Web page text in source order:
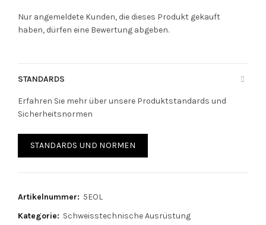
Nur angemeldete Kunden, die dieses Produkt gekauft
haben, dürfen eine Bewertung abgeben.
STANDARDS
Erfahren Sie mehr über unsere Produktstandards und
Sicherheitsnormen
STANDARDS UND NORMEN
Artikelnummer: 5EOL
Kategorie: Schweisstechnische Ausrüstung